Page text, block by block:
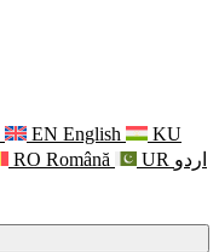
EN English
KU
RO Română UR اردو